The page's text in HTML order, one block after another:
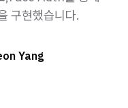
구현했습니다.
Yang